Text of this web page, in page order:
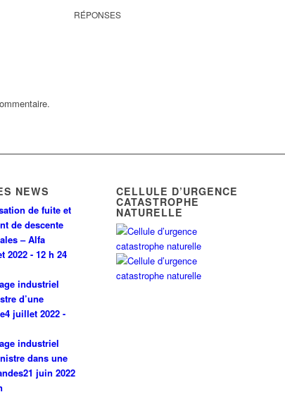
RÉPONSES
NEWS
de fuite et
de descente
– Alfa
2022 - 12 h 24
industriel
d’une
4 juillet 2022 -
industriel
dans une
21 juin 2022
CELLULE D’URGENCE
CATASTROPHE
NATURELLE